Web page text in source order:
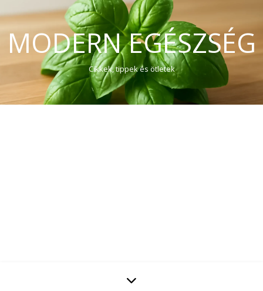
MODERN EGÉSZSÉG
Cikkek, tippek és ötletek